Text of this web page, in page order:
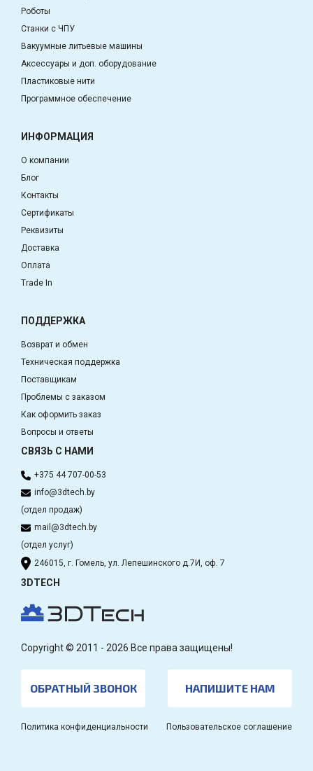
Роботы
Станки с ЧПУ
Вакуумные литьевые машины
Аксессуары и доп. оборудование
Пластиковые нити
Программное обеспечение
ИНФОРМАЦИЯ
О компании
Блог
Контакты
Сертификаты
Реквизиты
Доставка
Оплата
Trade In
ПОДДЕРЖКА
Возврат и обмен
Техническая поддержка
Поставщикам
Проблемы с заказом
Как оформить заказ
Вопросы и ответы
СВЯЗЬ С НАМИ
+375 44 707-00-53
info@3dtech.by
(отдел продаж)
mail@3dtech.by
(отдел услуг)
246015, г. Гомель, ул. Лепешинского д.7И, оф. 7
3DTECH
Copyright © 2011 - 2026 Все права защищены!
ОБРАТНЫЙ ЗВОНОК НАПИШИТЕ НАМ
Политика конфиденциальности Пользовательское соглашение